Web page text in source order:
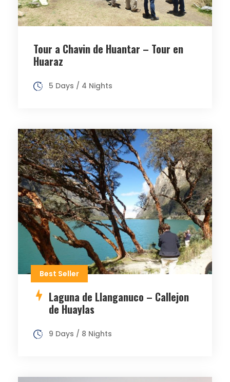
Tour a Chavin de Huantar – Tour en
Huaraz
5 Days / 4 Nights
Best Seller
Laguna de Llanganuco – Callejon
de Huaylas
9 Days / 8 Nights